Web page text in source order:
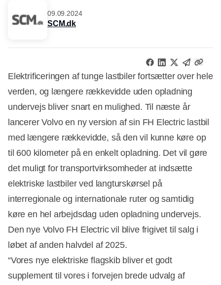
09.09.2024
SCM.dk
Elektrificeringen af tunge lastbiler fortsætter over hele
verden, og længere rækkevidde uden opladning
undervejs bliver snart en mulighed. Til næste år
lancerer Volvo en ny version af sin FH Electric lastbil
med længere rækkevidde, så den vil kunne køre op
til 600 kilometer på en enkelt opladning. Det vil gøre
det muligt for transportvirksomheder at indsætte
elektriske lastbiler ved langturskørsel på
interregionale og internationale ruter og samtidig
køre en hel arbejdsdag uden opladning undervejs.
Den nye Volvo FH Electric vil blive frigivet til salg i
løbet af anden halvdel af 2025.
“Vores nye elektriske flagskib bliver et godt
supplement til vores i forvejen brede udvalg af